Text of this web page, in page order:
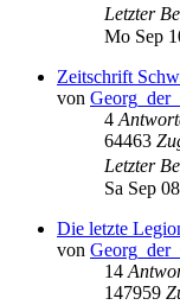
Letzter
Mo Sep
Zeitschrift
von
4
64463
Letzter
Sa Sep
Die letzte
von
14
147959